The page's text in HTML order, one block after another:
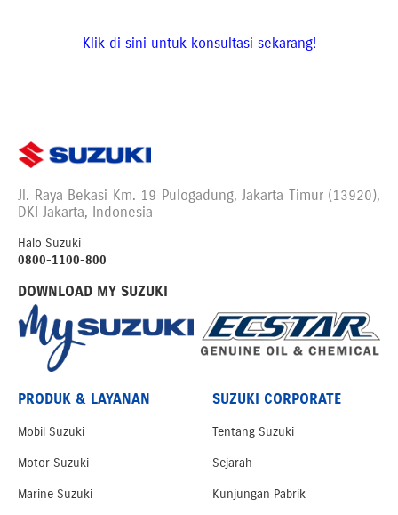
Klik di sini untuk konsultasi sekarang!
Jl. Raya Bekasi Km. 19 Pulogadung, Jakarta Timur (13920),
DKI Jakarta, Indonesia
Halo Suzuki
0800-1100-800
DOWNLOAD MY SUZUKI
PRODUK & LAYANAN
Mobil Suzuki
Motor Suzuki
Marine Suzuki
SUZUKI CORPORATE
Tentang Suzuki
Sejarah
Kunjungan Pabrik